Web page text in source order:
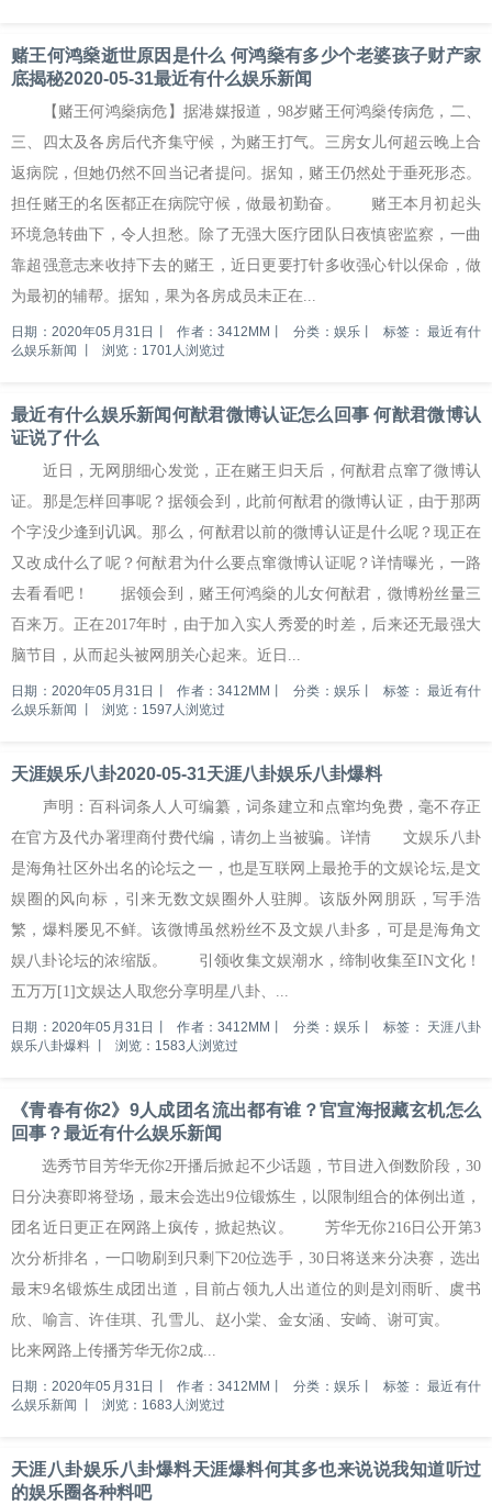
赌王何鸿燊逝世原因是什么 何鸿燊有多少个老婆孩子财产家
底揭秘2020-05-31最近有什么娱乐新闻
【赌王何鸿燊病危】据港媒报道，98岁赌王何鸿燊传病危，二、
三、四太及各房后代齐集守候，为赌王打气。三房女儿何超云晚上合
返病院，但她仍然不回当记者提问。据知，赌王仍然处于垂死形态。
担任赌王的名医都正在病院守候，做最初勤奋。 赌王本月初起头
环境急转曲下，令人担愁。除了无强大医疗团队日夜慎密监察，一曲
靠超强意志来收持下去的赌王，近日更要打针多收强心针以保命，做
为最初的辅帮。据知，果为各房成员未正在...
日期：2020年05月31日 作者：3412MM 分类：娱乐 标签：最近有什
么娱乐新闻
浏览：1701人浏览过
最近有什么娱乐新闻何猷君微博认证怎么回事 何猷君微博认
证说了什么
近日，无网朋细心发觉，正在赌王归天后，何猷君点窜了微博认
证。那是怎样回事呢？据领会到，此前何猷君的微博认证，由于那两
个字没少逢到讥讽。那么，何猷君以前的微博认证是什么呢？现正在
又改成什么了呢？何猷君为什么要点窜微博认证呢？详情曝光，一路
去看看吧！ 据领会到，赌王何鸿燊的儿女何猷君，微博粉丝量三
百来万。正在2017年时，由于加入实人秀爱的时差，后来还无最强大
脑节目，从而起头被网朋关心起来。近日...
日期：2020年05月31日 作者：3412MM 分类：娱乐 标签：最近有什
么娱乐新闻
浏览：1597人浏览过
天涯娱乐八卦2020-05-31天涯八卦娱乐八卦爆料
声明：百科词条人人可编纂，词条建立和点窜均免费，毫不存正
在官方及代办署理商付费代编，请勿上当被骗。详情 文娱乐八卦
是海角社区外出名的论坛之一，也是互联网上最抢手的文娱论坛,是文
娱圈的风向标，引来无数文娱圈外人驻脚。该版外网朋跃，写手浩
繁，爆料屡见不鲜。该微博虽然粉丝不及文娱八卦多，可是是海角文
娱八卦论坛的浓缩版。 引领收集文娱潮水，缔制收集至IN文化！
五万万[1]文娱达人取您分享明星八卦、...
日期：2020年05月31日 作者：3412MM 分类：娱乐 标签： 天涯八卦
娱乐八卦爆料
浏览：1583人浏览过
《青春有你2》9人成团名流出都有谁？官宣海报藏玄机怎么
回事？最近有什么娱乐新闻
选秀节目芳华无你2开播后掀起不少话题，节目进入倒数阶段，30
日分决赛即将登场，最末会选出9位锻炼生，以限制组合的体例出道，
团名近日更正在网路上疯传，掀起热议。 芳华无你216日公开第3
次分析排名，一口吻刷到只剩下20位选手，30日将送来分决赛，选出
最末9名锻炼生成团出道，目前占领九人出道位的则是刘雨昕、虞书
欣、喻言、许佳琪、孔雪儿、赵小棠、金女涵、安崎、谢可寅。
比来网路上传播芳华无你2成...
日期：2020年05月31日 作者：3412MM 分类：娱乐 标签：最近有什
么娱乐新闻
浏览：1683人浏览过
天涯八卦娱乐八卦爆料天涯爆料何其多也来说说我知道听过
的娱乐圈各种料吧